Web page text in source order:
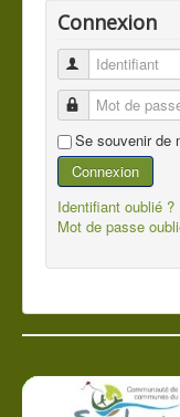
Connexion
Identifiant
Mot de passe
Se souvenir de
Connexion
Identifiant oublié ?
Mot de passe